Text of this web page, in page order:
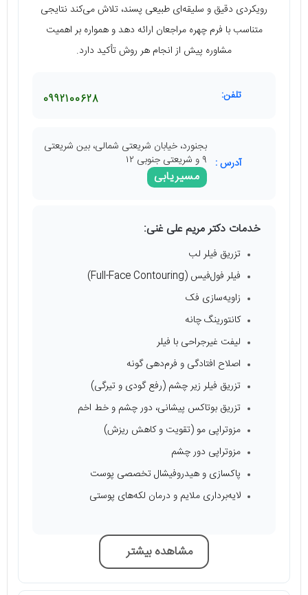
رویکردی دقیق و سلیقه‌ای طبیعی ‌پسند، تلاش می‌کند نتایجی
متناسب با فرم چهره مراجعان ارائه دهد و همواره بر اهمیت
مشاوره پیش از انجام هر روش تأکید دارد.
تلفن: 0992100628
آدرس :
بجنورد، خیابان شریعتی شمالی، بین شریعتی
۹ و شریعتی جنوبی ۱۲
مسیریابی
خدمات دکتر مریم علی غنی:
تزریق فیلر لب
فیلر فول‌فیس (Full-Face Contouring)
زاویه‌سازی فک
کانتورینگ چانه
لیفت غیرجراحی با فیلر
اصلاح افتادگی و فرم‌دهی گونه
تزریق فیلر زیر چشم (رفع گودی و تیرگی)
تزریق بوتاکس پیشانی، دور چشم و خط اخم
مزوتراپی مو (تقویت و کاهش ریزش)
مزوتراپی دور چشم
پاکسازی و هیدروفیشال تخصصی پوست
لایه‌برداری ملایم و درمان لکه‌های پوستی
مشاهده بیشتر